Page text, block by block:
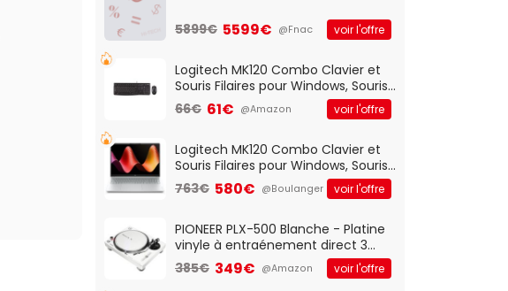
5899€ 5599€ @Fnac voir l'offre
Logitech MK120 Combo Clavier et
Souris Filaires pour Windows, Souris
Optique Filaire, Connexion USB Plug
And Play, Confortable, Taille
QWERTY UK - Noir
66€ 61€ @Amazon voir l'offre
Logitech MK120 Combo Clavier et
Souris Filaires pour Windows, Souris
Optique Filaire, Connexion USB Plug
And Play, Confortable, Taille
QWERTY UK - Noir
763€ 580€ @Boulanger voir l'offre
PIONEER PLX-500 Blanche - Platine
vinyle à entraénement direct 3
vitesses (33-45-78 trs/min) avec
pre-ampli intégré et port USB
385€ 349€ @Amazon voir l'offre